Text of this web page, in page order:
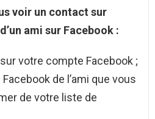
voir un contact sur
ami sur Facebook :
votre compte Facebook ;
de l’ami que vous
de votre liste de